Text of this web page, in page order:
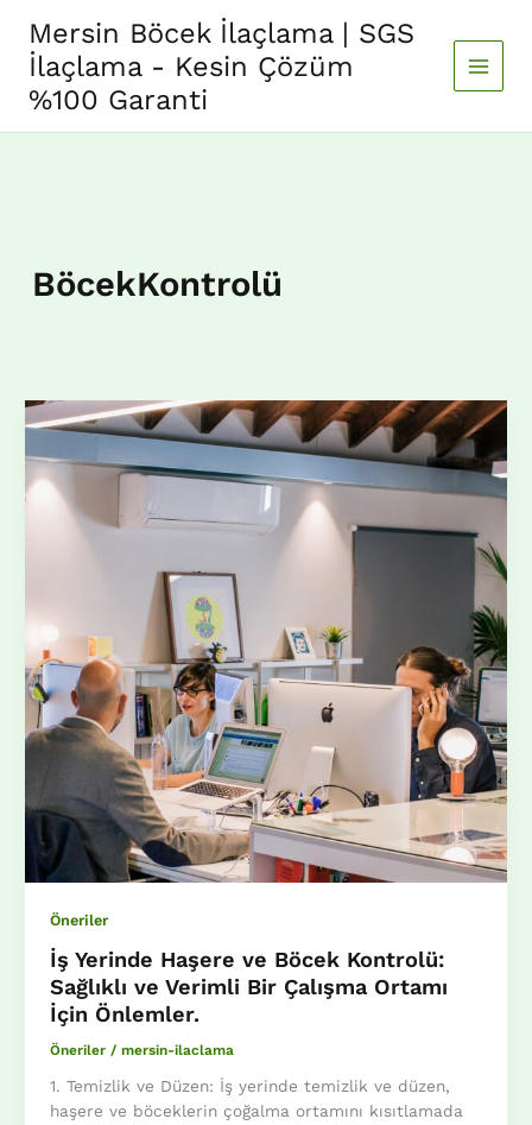
Mersin Böcek İlaçlama | SGS
İlaçlama - Kesin Çözüm
%100 Garanti
BöcekKontrolü
Öneriler
İş Yerinde Haşere ve Böcek Kontrolü:
Sağlıklı ve Verimli Bir Çalışma Ortamı
İçin Önlemler.
Öneriler/ mersin-ilaclama
1. Temizlik ve Düzen: İş yerinde temizlik ve düzen,
haşere ve böceklerin çoğalma ortamını kısıtlamada